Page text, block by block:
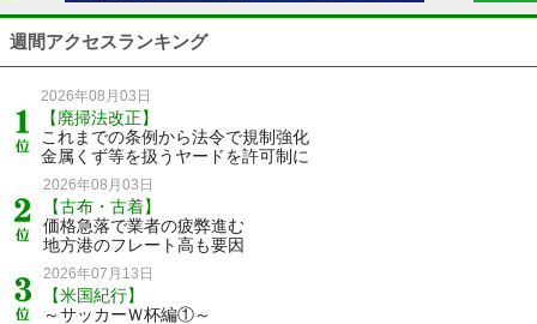
週間アクセスランキング
2026年08月03日
【廃掃法改正】
これまでの条例から法令で規制強化
金属くず等を扱うヤードを許可制に
2026年08月03日
【古布・古着】
価格急落で業者の疲弊進む
地方港のフレート高も要因
2026年07月13日
【米国紀行】
～サッカーＷ杯編①～